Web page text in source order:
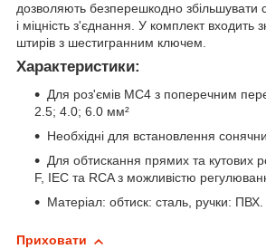
дозволяють безперешкодно збільшувати
і міцність з'єднання. У комплект входить
штирів з шестигранним ключем.
Характеристики:
Для роз'ємів MC4 з поперечним
2.5; 4.0; 6.0 мм²
Необхідні для встановлення
Для обтискання прямих та кутових
F, IEC та RCA з можливістю
Матеріал: обтиск: сталь, ручки: ПВХ.
Приховати